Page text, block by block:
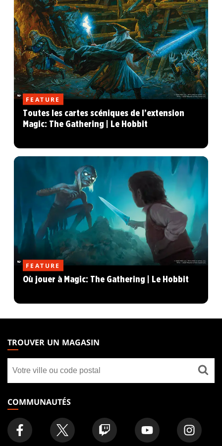
FEATURE
Toutes les cartes scéniques de l’extension
Magic: The Gathering | Le Hobbit
FEATURE
Où jouer à Magic: The Gathering | Le Hobbit
THE
GATHERING
FOOTER
TROUVER UN MAGASIN
un
magasin
COMMUNAUTÉS